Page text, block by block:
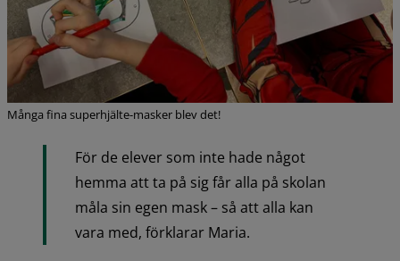
Många fina superhjälte-masker blev det!
För de elever som inte hade något
hemma att ta på sig får alla på skolan
måla sin egen mask – så att alla kan
vara med, förklarar Maria.